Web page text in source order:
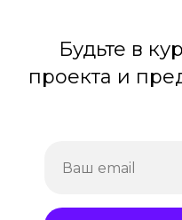
Будьте в
проекта и